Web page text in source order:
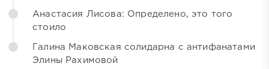
Анастасия Лисова: Определено, это того
стоило
Галина Маковская солидарна с антифанатами
Элины Рахимовой